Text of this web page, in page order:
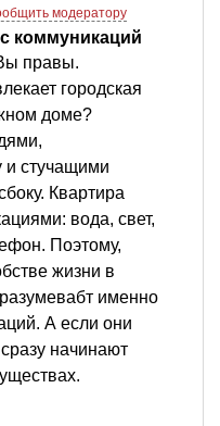
модератору
коммуникаций
правы.
городская
доме?
стучащими
Квартира
вода, свет,
Поэтому,
жизни в
именно
А если они
начинают